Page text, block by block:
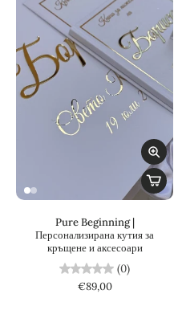
Pure Beginning |
Персонализирана кутия за
кръщене и аксесоари
(0)
€89,00